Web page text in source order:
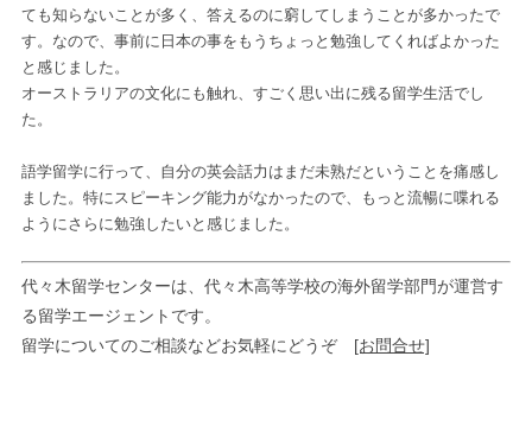
ても知らないことが多く、答えるのに窮してしまうことが多かったで
す。なので、事前に日本の事をもうちょっと勉強してくればよかった
と感じました。
オーストラリアの文化にも触れ、すごく思い出に残る留学生活でし
た。
語学留学に行って、自分の英会話力はまだ未熟だということを痛感し
ました。特にスピーキング能力がなかったので、もっと流暢に喋れる
ようにさらに勉強したいと感じました。
代々木留学センターは、代々木高等学校の海外留学部門が運営す
る留学エージェントです。
留学についてのご相談などお気軽にどうぞ [お問合せ]